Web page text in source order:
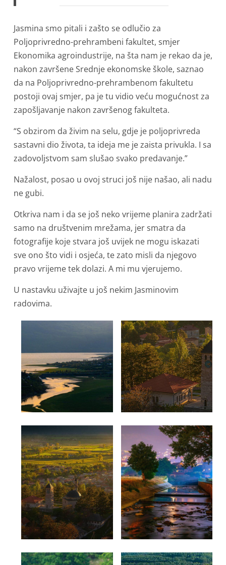
Jasmina smo pitali i zašto se odlučio za
Poljoprivredno-prehrambeni fakultet, smjer
Ekonomika agroindustrije, na šta nam je rekao da je,
nakon završene Srednje ekonomske škole, saznao
da na Poljoprivredno-prehrambenom fakultetu
postoji ovaj smjer, pa je tu vidio veću mogućnost za
zapošljavanje nakon završenog fakulteta.
“S obzirom da živim na selu, gdje je poljoprivreda
sastavni dio života, ta ideja me je zaista privukla. I sa
zadovoljstvom sam slušao svako predavanje.”
Nažalost, posao u ovoj struci još nije našao, ali nadu
ne gubi.
Otkriva nam i da se još neko vrijeme planira zadržati
samo na društvenim mrežama, jer smatra da
fotografije koje stvara još uvijek ne mogu iskazati
sve ono što vidi i osjeća, te zato misli da njegovo
pravo vrijeme tek dolazi. A mi mu vjerujemo.
U nastavku uživajte u još nekim Jasminovim
radovima.